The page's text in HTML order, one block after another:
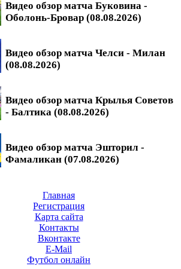
Видео обзор матча Буковина -
Оболонь-Бровар (08.08.2026)
Видео обзор матча Челси - Милан
(08.08.2026)
Видео обзор матча Крылья Советов
- Балтика (08.08.2026)
Видео обзор матча Эшторил -
Фамаликан (07.08.2026)
Главная
Регистрация
Карта сайта
Контакты
Вконтакте
E-Mail
Футбол онлайн